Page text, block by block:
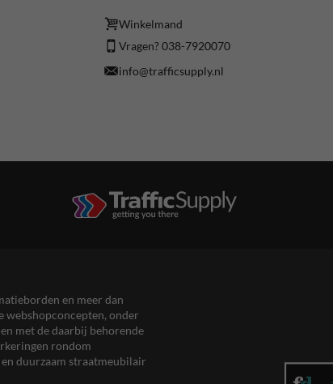
Winkelmand
Vragen? 038-7920070
info@trafficsupply.nl
en meer dan
webshopconcepten, onder
met de daarbij behorende
rondom
duurzaam straatmeubilair